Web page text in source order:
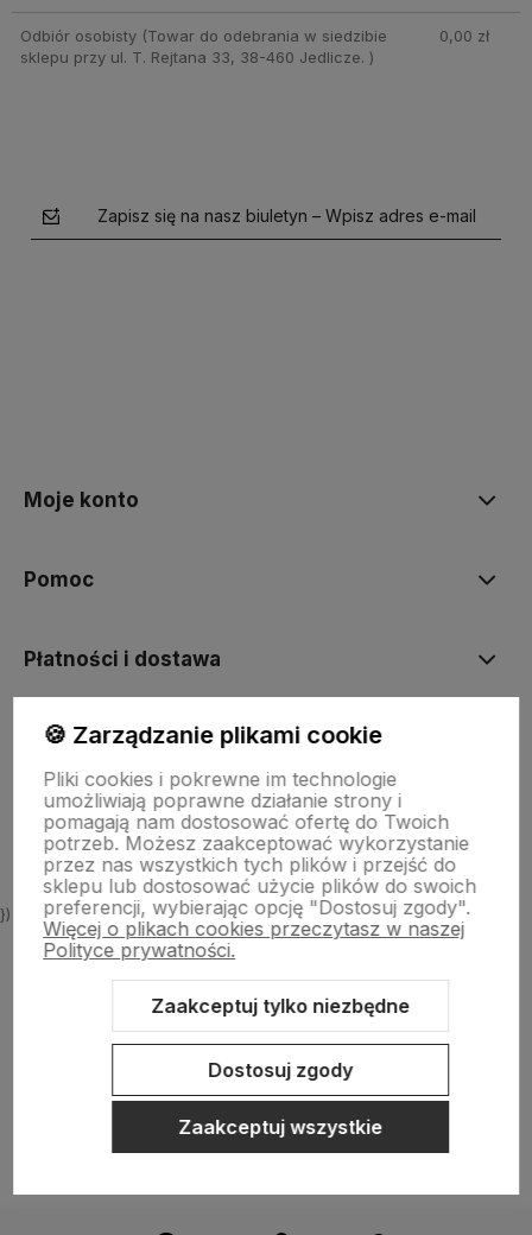
Odbiór osobisty(Towar do odebrania w siedzibie
sklepu przy ul. T. Rejtana 33, 38-460 Jedlicze. )
0,00 zł
Zapisz się na nasz biuletyn – Wpisz adres e-mail
Moje konto
Pomoc
Płatności i dostawa
Informacje
O nas
})
Sklep internetowy Shoper.pl Szablon Shoper Modern 3.0™
🍪 Zarządzanie plikami cookie
Pliki cookies i pokrewne im technologie
umożliwiają poprawne działanie strony i
pomagają nam dostosować ofertę do Twoich
potrzeb. Możesz zaakceptować wykorzystanie
przez nas wszystkich tych plików i przejść do
sklepu lub dostosować użycie plików do swoich
preferencji, wybierając opcję "Dostosuj zgody".
Więcej o plikach cookies przeczytasz w naszej
Polityce prywatności.
Zaakceptuj tylko niezbędne
Dostosuj zgody
Zaakceptuj wszystkie